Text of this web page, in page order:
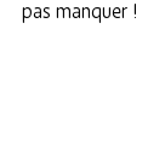
pas manquer !